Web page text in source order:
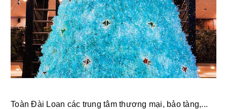
Toàn Đài Loan các trung tâm thương mại, bảo tàng,...